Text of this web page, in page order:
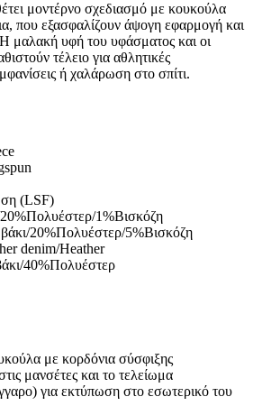
μοντέρνο σχεδιασμό με κουκούλα
που εξασφαλίζουν άψογη εφαρμογή και
μαλακή υφή του υφάσματος και οι
τέλειο για αθλητικές
ή χαλάρωση στο σπίτι.
(LSF)
1%Βισκόζη
20%Πολυέστερ/5%Βισκόζη
denim/Heather
40%Πολυέστερ
με κορδόνια σύσφιξης
μανσέτες και το τελείωμα
για εκτύπωση στο εσωτερικό του